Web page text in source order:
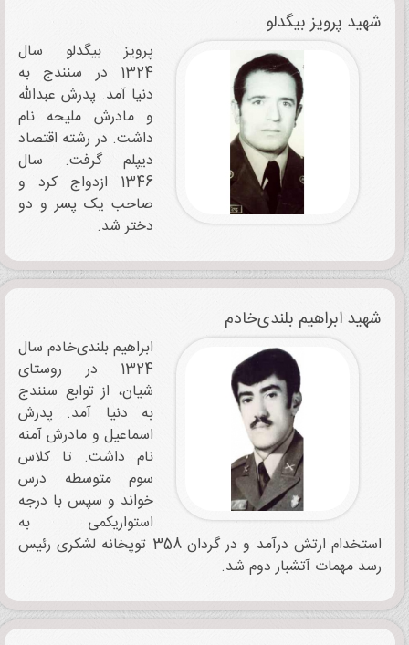
شهید پرویز بیگدلو
پرویز بیگدلو سال
1324 در سنندج به
‌دنیا آمد. پدرش عبدالله
و مادرش ملیحه نام
داشت. در رشته اقتصاد
دیپلم گرفت. سال
1346 ازدواج کرد و
صاحب یک پسر و دو
دختر شد.
شهید ابراهیم بلندی‌خادم
ابراهیم بلندی‌خادم سال
1324 در روستای
شیان، از توابع سنندج
به ‌دنیا آمد. پدرش
اسماعیل و مادرش آمنه
نام داشت. تا کلاس
سوم متوسطه درس
خواند و سپس با درجه
استوار‌یکمی به
استخدام ارتش درآمد و در گردان 358 توپخانه لشکری رئیس
رسد مهمات آتشبار دوم شد.